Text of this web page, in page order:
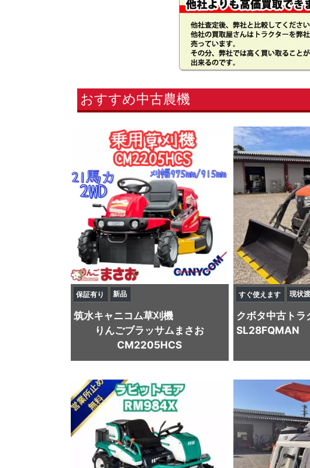
おすすめ中古農機
保証有り 新品
筑水キャニコム草刈機
りんごブラッサムまさお
CM2205HCS
すぐ使えます 現状
クボタ中古トラ
SL28FQMAN